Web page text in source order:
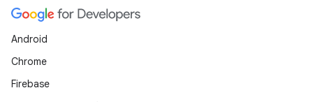
Android
Chrome
Firebase